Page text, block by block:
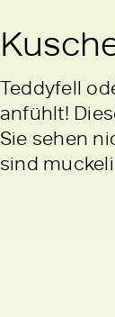
Teddyfell
anfühlt!
Sie sehen
sind